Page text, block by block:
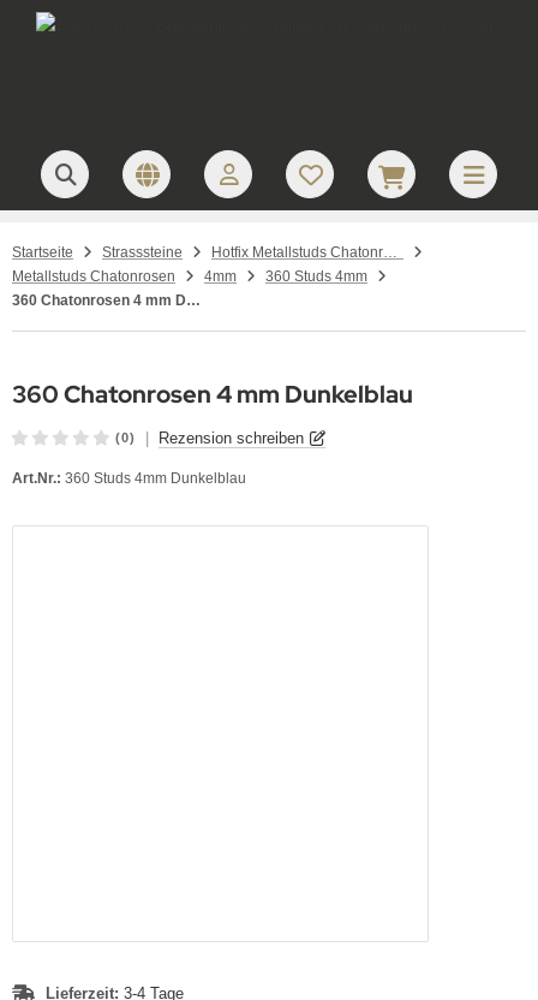
Startseite Strasssteine
Hotfix Metallstuds Chatonrosen – runde Metallstuds zum Aufbügeln
Metallstuds Chatonrosen
4mm
360 Studs 4mm
360 Chatonrosen 4 mm Dunkelblau
360 Chatonrosen 4 mm Dunkelblau
(0) Rezension schreiben
Art.Nr.: 360 Studs 4mm Dunkelblau
Lieferzeit: 3-4 Tage